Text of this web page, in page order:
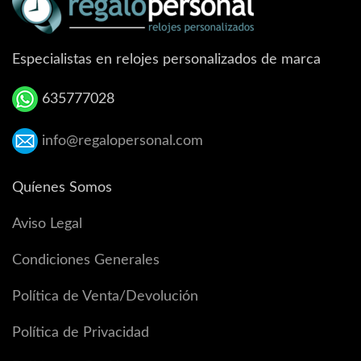
Especialistas en relojes personalizados de marca
635777028
info@regalopersonal.com
Quíenes Somos
Aviso Legal
Condiciones Generales
Política de Venta/Devolución
Política de Privacidad